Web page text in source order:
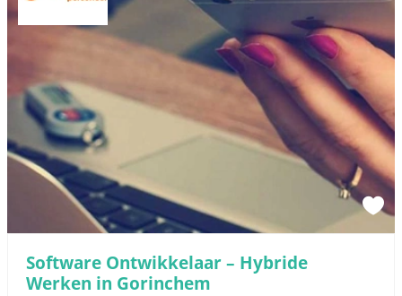
Software Ontwikkelaar – Hybride
Werken in Gorinchem